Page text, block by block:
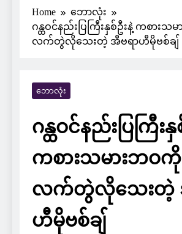
Home
ဘောလုံး
ဂန္ထဝင်နည်းပြကြီးနှစ်ဦးနဲ့ ကစားသ
လက်တွဲလိုသေးတဲ့ အီဗရာဟီမိုဗစ်ချ်
ဘောလုံး
ဂန္ထဝင်နည်းပြကြီးနှ
ကစားသမားဘဝကို
လက်တွဲလိုသေးတဲ့
ဟီမိုဗစ်ချ်